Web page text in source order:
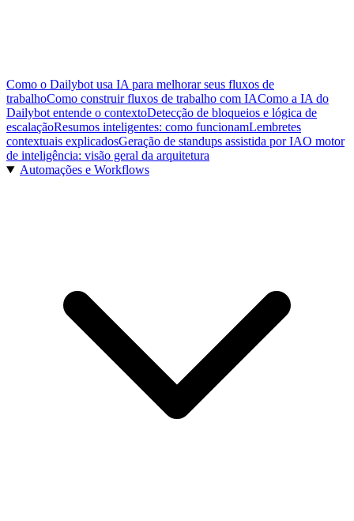
Como o Dailybot usa IA para melhorar seus fluxos de
trabalhoComo construir fluxos de trabalho com IAComo a IA do
Dailybot entende o contextoDetecção de bloqueios e lógica de
escalaçãoResumos inteligentes: como funcionamLembretes
contextuais explicadosGeração de standups assistida por IAO motor
de inteligência: visão geral da arquitetura
Automações e Workflows